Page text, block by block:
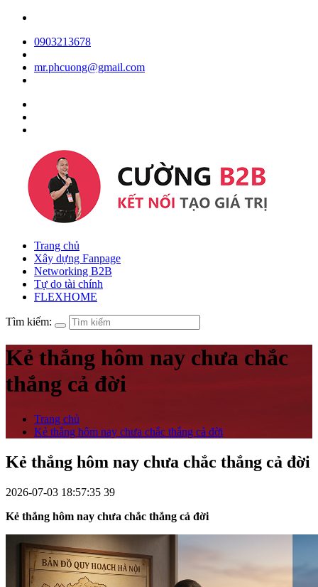
0903213678
mr.phcuong@gmail.com
Trang chủ
Xây dựng Fanpage
Networking B2B
Tự do tài chính
FLEXHOME
Tìm kiếm:
Kẻ thắng hôm nay chưa chắc
thắng cả đời
Trang chủ
Kẻ thắng hôm nay chưa chắc thắng cả đời
Kẻ thắng hôm nay chưa chắc thắng cả đời
2026-07-03 18:57:35 39
Kẻ thắng hôm nay chưa chắc thắng cả đời